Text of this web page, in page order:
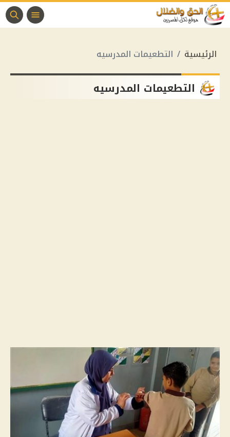
الرئيسية التطعيمات المدرسيه
التطعيمات المدرسيه